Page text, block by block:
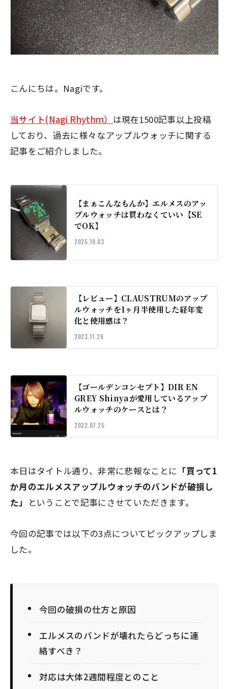
こんにちは。Nagiです。
当サイト(Nagi Rhythm） は現在1500記事以上投稿
しており、過去に様々なアップルウォッチに関する
記事をご紹介しました。
【まぁこんなもんか】エルメスのアッ
プルウォッチは買わなくていい【SE
でOK】
2025.10.03
【レビュー】CLAUSTRUMのアップ
ルウォッチを1ヶ月半使用した経年変
化と使用感は？
2023.11.26
【ゴールデンコンセプト】DIR EN
GREY Shinyaが愛用しているアップ
ルウォッチのケースとは？
2022.07.25
本日はタイトル通り、非常に悲報なことに 「買って1
か月のエルメスアップルウォッチのバンドが破損し
た」
ということで記事にさせていただきます。
今回の記事では以下の3点についてピックアップしま
した。
今回の破損の仕方と原因
エルメスのバンドが壊れたらどっちに連
絡すべき？
対応は大体2週間程度とのこと